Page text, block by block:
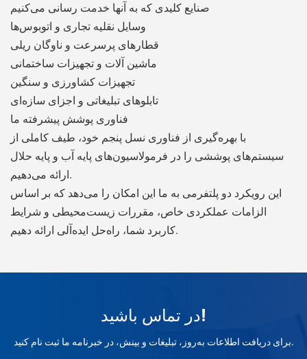
صنایع کلیدی که به آنها خدمت رسانی می‌کنیم
وسایل نقلیه تجاری و اتوبوس‌ها
قطارهای پرسرعت و ناوگان ریلی
ماشین آلات و تجهیزات ساختمانی
تجهیزات کشاورزی و سنگین
تابلوهای تبلیغاتی و اجزای سازه‌ای
فناوری پوشش پیشرفته ما
با بهره‌گیری از فناوری نسل پنجم خود، طیف کاملی از
سیستم‌های پوششی را در فرمولاسیون‌های پایه آب و پایه حلال
ارائه می‌دهیم.
این رویکرد دو پلتفرمی به ما این امکان را می‌دهد که بر اساس
الزامات عملکردی خاص، مقررات زیست‌محیطی و شرایط
کاربرد شما، راه‌حل ایده‌آلی ارائه دهیم.
در تماس باشید!
برای دریافت اطلاعات به‌روز، تبلیغات و بینش، در خبرنامه ما ثبت نام کنید.